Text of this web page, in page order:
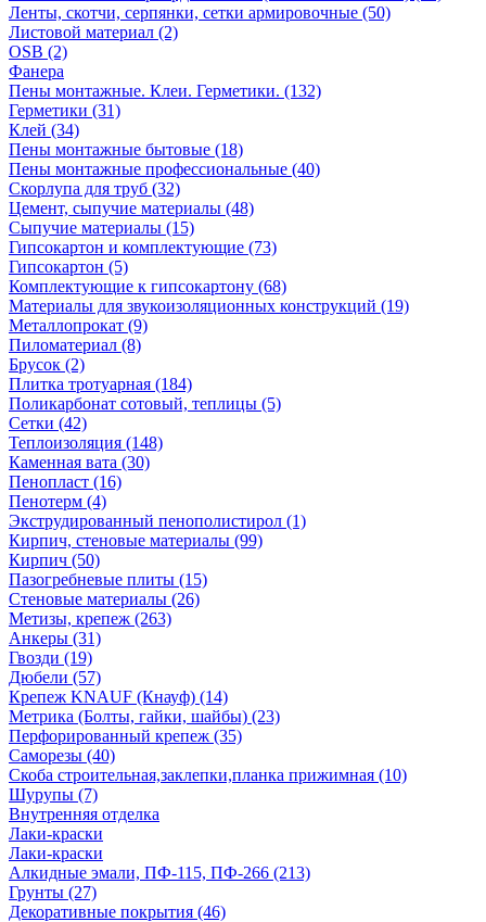
Ленты, скотчи, серпянки, сетки армировочные (50)
Листовой материал (2)
OSB (2)
Фанера
Пены монтажные. Клеи. Герметики. (132)
Герметики (31)
Клей (34)
Пены монтажные бытовые (18)
Пены монтажные профессиональные (40)
Скорлупа для труб (32)
Цемент, сыпучие материалы (48)
Сыпучие материалы (15)
Гипсокартон и комплектующие (73)
Гипсокартон (5)
Комплектующие к гипсокартону (68)
Материалы для звукоизоляционных конструкций (19)
Металлопрокат (9)
Пиломатериал (8)
Брусок (2)
Плитка тротуарная (184)
Поликарбонат сотовый, теплицы (5)
Сетки (42)
Теплоизоляция (148)
Каменная вата (30)
Пенопласт (16)
Пенотерм (4)
Экструдированный пенополистирол (1)
Кирпич, стеновые материалы (99)
Кирпич (50)
Пазогребневые плиты (15)
Стеновые материалы (26)
Метизы, крепеж (263)
Анкеры (31)
Гвозди (19)
Дюбели (57)
Крепеж KNAUF (Кнауф) (14)
Метрика (Болты, гайки, шайбы) (23)
Перфорированный крепеж (35)
Саморезы (40)
Скоба строительная,заклепки,планка прижимная (10)
Шурупы (7)
Внутренняя отделка
Лаки-краски
Лаки-краски
Алкидные эмали, ПФ-115, ПФ-266 (213)
Грунты (27)
Декоративные покрытия (46)